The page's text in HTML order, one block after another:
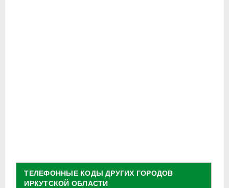
ТЕЛЕФОННЫЕ КОДЫ ДРУГИХ ГОРОДОВ
ИРКУТСКОЙ ОБЛАСТИ